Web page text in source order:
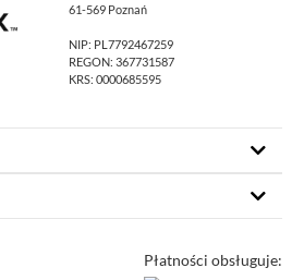
61-569 Poznań
NIP: PL7792467259
REGON: 367731587
KRS: 0000685595
Płatności obsługuje: